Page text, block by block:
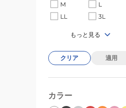
M
L
LL
3L
もっと見る
クリア 適用
カラー